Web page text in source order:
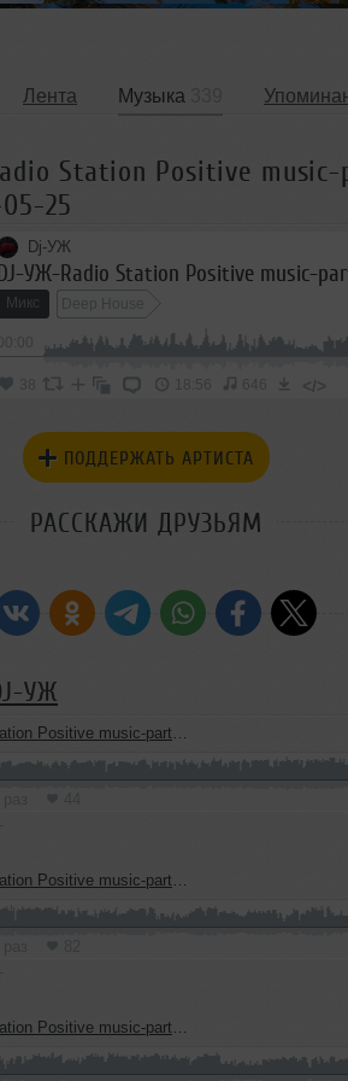
Лента Музыка
Station Positive
25
Dj-УЖ
Микс Deep House
38 18:56 646 </>
ПОДДЕРЖАТЬ АРТИСТА
РАССКАЖИ ДРУЗЬЯМ
УЖ
music-part 443/Funk-Disco/2026-04-12
442/Lounge-Funk-Disco-Insrumental/2026-03-31
441/Lounge-Funk-Disco-Insrumental/2026-03-19